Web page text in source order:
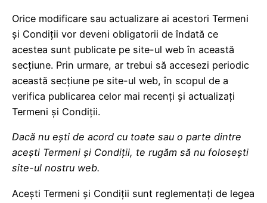
Orice modificare sau actualizare ai acestori Termeni
și Condiții vor deveni obligatorii de îndată ce
acestea sunt publicate pe site-ul web în această
secțiune. Prin urmare, ar trebui să accesezi periodic
această secțiune pe site-ul web, în scopul de a
verifica publicarea celor mai recenți și actualizați
Termeni și Condiții.
Dacă nu ești de acord cu toate sau o parte dintre
acești Termeni și Condiții, te rugăm să nu folosești
site-ul nostru web.
Acești Termeni și Condiții sunt reglementați de legea